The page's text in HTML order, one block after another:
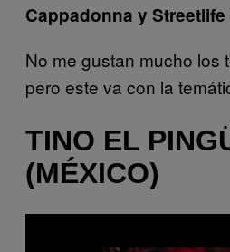
Cappadonna y Streetlife
No me gustan mucho los
pero este va con la
TINO EL
(MÉXICO)